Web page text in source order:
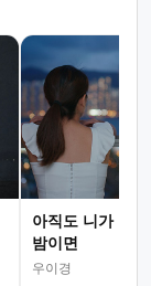
아직도 니가 그
밤이면
우이경